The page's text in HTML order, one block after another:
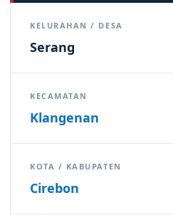
KELURAHAN / DESA
Serang
KECAMATAN
Klangenan
KOTA / KABUPATEN
Cirebon